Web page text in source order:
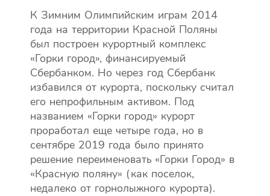
К Зимним Олимпийским играм 2014
года на территории Красной Поляны
был построен курортный комплекс
«Горки город», финансируемый
Сбербанком. Но через год Сбербанк
избавился от курорта, поскольку считал
его непрофильным активом. Под
названием «Горки город» курорт
проработал еще четыре года, но в
сентябре 2019 года было принято
решение переименовать «Горки Город» в
«Красную поляну» (как поселок,
недалеко от горнолыжного курорта).